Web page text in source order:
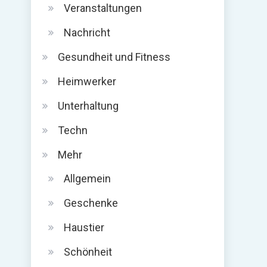
Veranstaltungen
Nachricht
Gesundheit und Fitness
Heimwerker
Unterhaltung
Techn
Mehr
Allgemein
Geschenke
Haustier
Schönheit